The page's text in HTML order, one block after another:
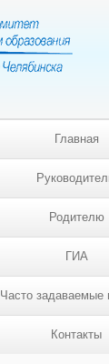
Главная
Родителю
ГИА
Часто задаваемые
Контакты